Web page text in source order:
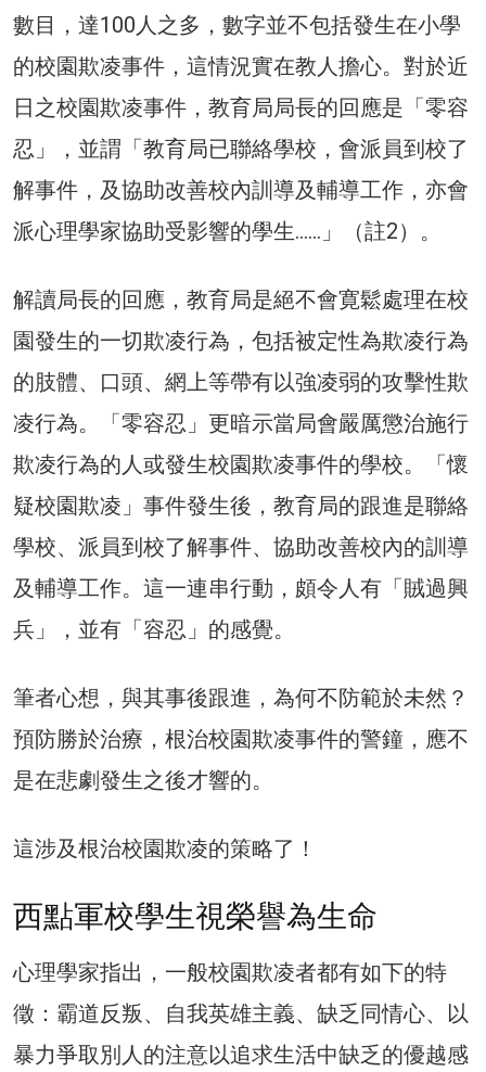
數目，達100人之多，數字並不包括發生在小學
的校園欺凌事件，這情況實在教人擔心。對於近
日之校園欺凌事件，教育局局長的回應是「零容
忍」，並謂「教育局已聯絡學校，會派員到校了
解事件，及協助改善校內訓導及輔導工作，亦會
派心理學家協助受影響的學生……」（註2）。
解讀局長的回應，教育局是絕不會寛鬆處理在校
園發生的一切欺凌行為，包括被定性為欺凌行為
的肢體、口頭、網上等帶有以強凌弱的攻擊性欺
凌行為。「零容忍」更暗示當局會嚴厲懲治施行
欺凌行為的人或發生校園欺凌事件的學校。「懷
疑校園欺凌」事件發生後，教育局的跟進是聯絡
學校、派員到校了解事件、協助改善校內的訓導
及輔導工作。這一連串行動，頗令人有「賊過興
兵」，並有「容忍」的感覺。
筆者心想，與其事後跟進，為何不防範於未然？
預防勝於治療，根治校園欺凌事件的警鐘，應不
是在悲劇發生之後才響的。
這涉及根治校園欺凌的策略了！
西點軍校學生視榮譽為生命
心理學家指出，一般校園欺凌者都有如下的特
徵：霸道反叛、自我英雄主義、缺乏同情心、以
暴力爭取別人的注意以追求生活中缺乏的優越感